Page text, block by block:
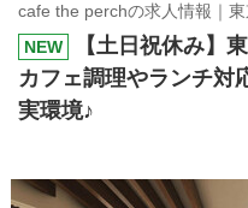
cafe the perchの求人情報｜
NEW
【土日祝休み】
カフェ調理やランチ対
実環境♪